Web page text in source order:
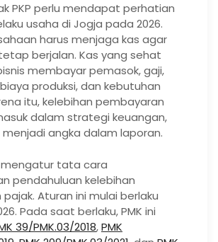
PKP perlu mendapat perhatian
usaha di Jogja pada 2026.
harus menjaga kas agar
berjalan. Kas yang sehat
membayar pemasok, gaji,
produksi, dan kebutuhan
itu, kelebihan pembayaran
dalam strategi keuangan,
angka dalam laporan.
mengatur tata cara
pendahuluan kelebihan
Aturan ini mulai berlaku
Pada saat berlaku, PMK ini
39/PMK.03/2018,PMK